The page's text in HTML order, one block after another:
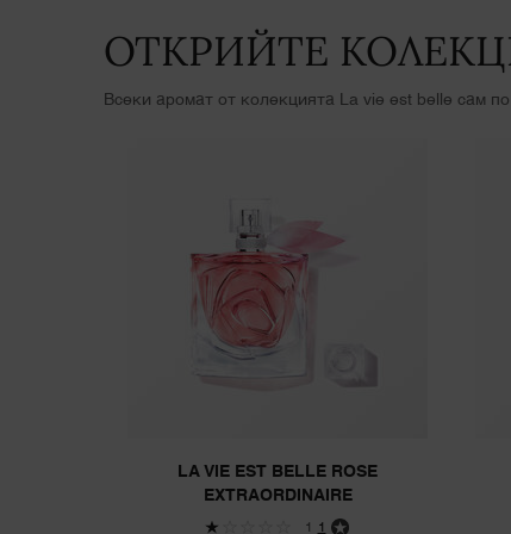
ОТКРИЙТЕ
Всеки аромат от колекцията La vie est belle сам
LA VIE EST BELLE ROSE
EXTRAORDINAIRE
1 1